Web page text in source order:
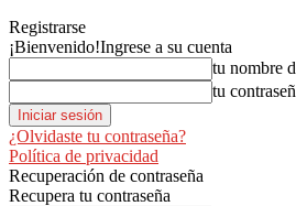
Registrarse
¡Bienvenido!Ingrese a su cuenta
tu nombre
tu
¿Olvidaste tu contraseña?
Política de privacidad
Recuperación de contraseña
Recupera tu contraseña